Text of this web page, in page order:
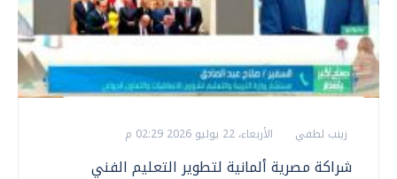
زينب لطفي الأربعاء، 22 يوليو 2026 02:29 م
شراكة مصرية ألمانية لتطوير التعليم الفني